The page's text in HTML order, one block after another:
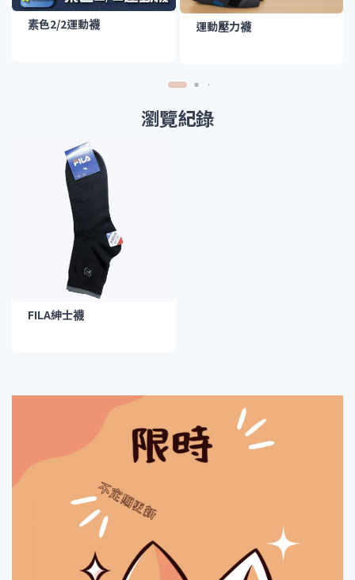
素色2/2運動襪 運動壓力襪
瀏覽紀錄
FILA紳士襪